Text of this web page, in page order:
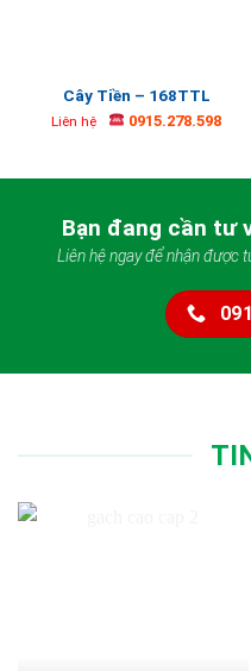
Cây Tiền – 168TTL
Liên hệ 0915.278.598
Bạn đang cần tư
Liên hệ ngay để nhận được